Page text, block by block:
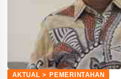
AKTUAL > PEMERINTAHAN